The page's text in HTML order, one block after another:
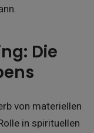
Die
von materiellen
in spirituellen